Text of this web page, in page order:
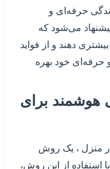
حرفه‌ای و
می‌شود که
دهند و از فواید
حرفه‌ای خود بهره
هوشمند برای
منزل ، یک روش
استفاده از این روش،